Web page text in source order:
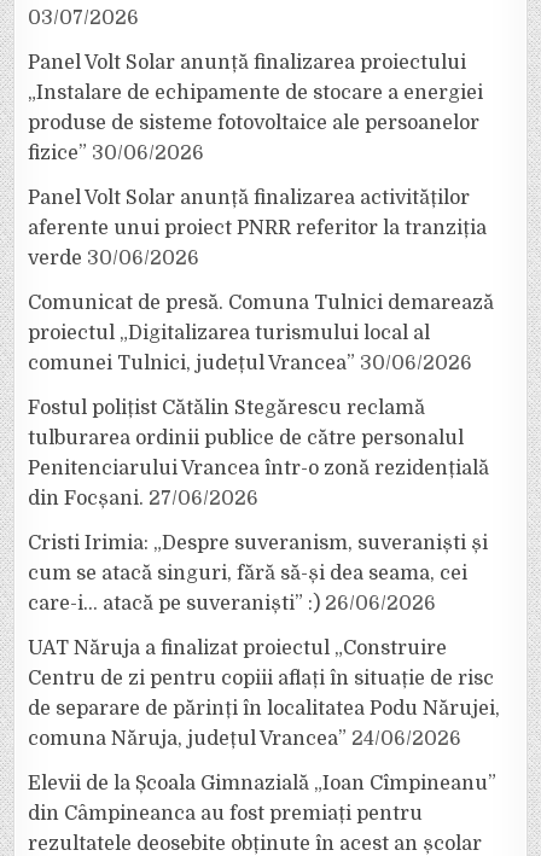
03/07/2026
Panel Volt Solar anunță finalizarea proiectului
„Instalare de echipamente de stocare a energiei
produse de sisteme fotovoltaice ale persoanelor
fizice” 30/06/2026
Panel Volt Solar anunță finalizarea activităților
aferente unui proiect PNRR referitor la tranziția
verde 30/06/2026
Comunicat de presă. Comuna Tulnici demarează
proiectul „Digitalizarea turismului local al
comunei Tulnici, județul Vrancea” 30/06/2026
Fostul polițist Cătălin Stegărescu reclamă
tulburarea ordinii publice de către personalul
Penitenciarului Vrancea într-o zonă rezidențială
din Focșani. 27/06/2026
Cristi Irimia: „Despre suveranism, suveraniști și
cum se atacă singuri, fără să-și dea seama, cei
care-i… atacă pe suveraniști” :) 26/06/2026
UAT Năruja a finalizat proiectul „Construire
Centru de zi pentru copiii aflați în situație de risc
de separare de părinți în localitatea Podu Nărujei,
comuna Năruja, județul Vrancea” 24/06/2026
Elevii de la Școala Gimnazială „Ioan Cîmpineanu”
din Câmpineanca au fost premiați pentru
rezultatele deosebite obținute în acest an școlar